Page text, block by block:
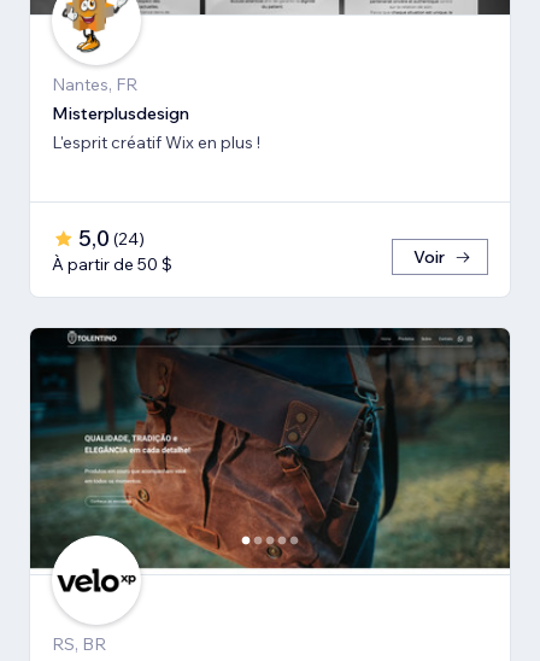
Nantes, FR
Misterplusdesign
L'esprit créatif Wix en plus !
5,0 (24)
À partir de 50 $
Voir
RS, BR